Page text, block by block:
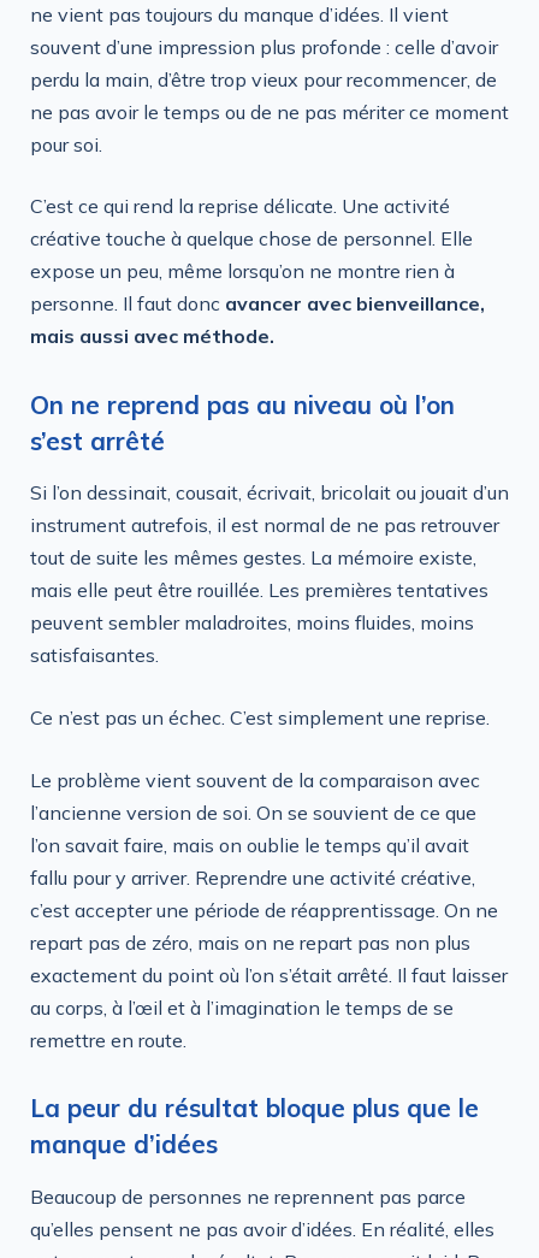
ne vient pas toujours du manque d’idées. Il vient
souvent d’une impression plus profonde : celle d’avoir
perdu la main, d’être trop vieux pour recommencer, de
ne pas avoir le temps ou de ne pas mériter ce moment
pour soi.
C’est ce qui rend la reprise délicate. Une activité
créative touche à quelque chose de personnel. Elle
expose un peu, même lorsqu’on ne montre rien à
personne. Il faut donc avancer avec bienveillance,
mais aussi avec méthode.
On ne reprend pas au niveau où l’on
s’est arrêté
Si l’on dessinait, cousait, écrivait, bricolait ou jouait d’un
instrument autrefois, il est normal de ne pas retrouver
tout de suite les mêmes gestes. La mémoire existe,
mais elle peut être rouillée. Les premières tentatives
peuvent sembler maladroites, moins fluides, moins
satisfaisantes.
Ce n’est pas un échec. C’est simplement une reprise.
Le problème vient souvent de la comparaison avec
l’ancienne version de soi. On se souvient de ce que
l’on savait faire, mais on oublie le temps qu’il avait
fallu pour y arriver. Reprendre une activité créative,
c’est accepter une période de réapprentissage. On ne
repart pas de zéro, mais on ne repart pas non plus
exactement du point où l’on s’était arrêté. Il faut laisser
au corps, à l’œil et à l’imagination le temps de se
remettre en route.
La peur du résultat bloque plus que le
manque d’idées
Beaucoup de personnes ne reprennent pas parce
qu’elles pensent ne pas avoir d’idées. En réalité, elles